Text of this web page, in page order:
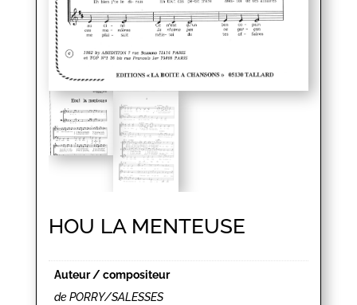
HOU LA MENTEUSE
Auteur / compositeur
de PORRY/SALESSES